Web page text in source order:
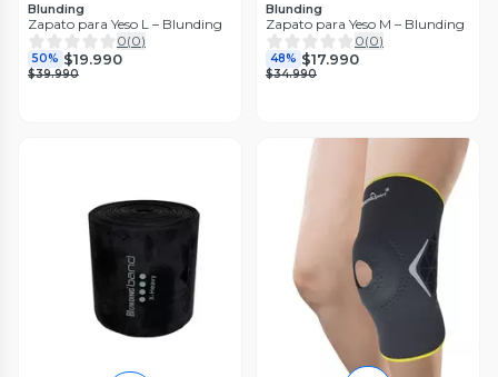
Blunding
Zapato para Yeso L – Blunding
0(0)
50% $19.990
$39.990
Blunding
Zapato para Yeso M – Blunding
0(0)
48% $17.990
$34.990